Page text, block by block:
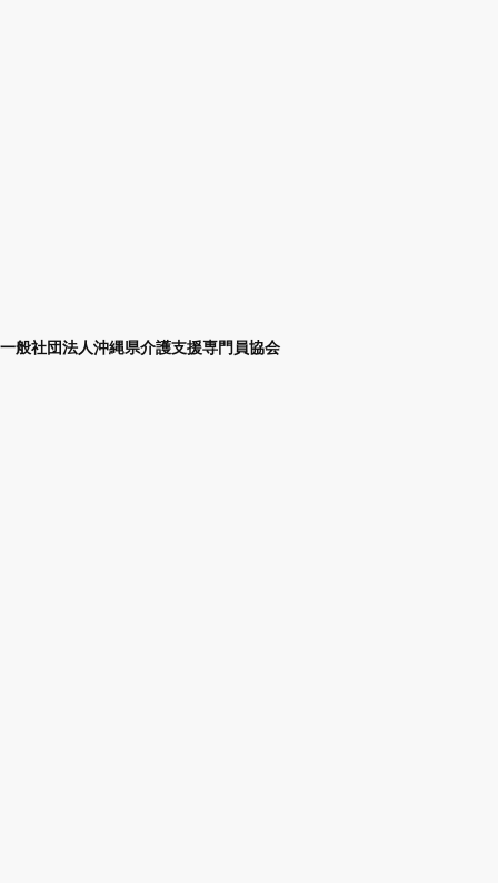
一般社団法人沖縄県介護支援専門員協会